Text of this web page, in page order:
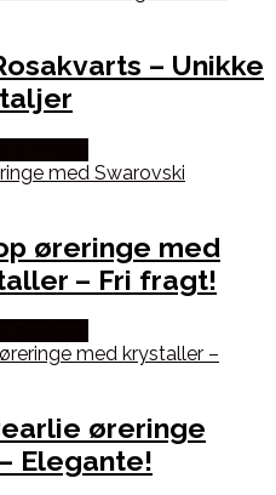
– Unikke
øreringe med
– Fri fragt!
øreringe
Elegante!